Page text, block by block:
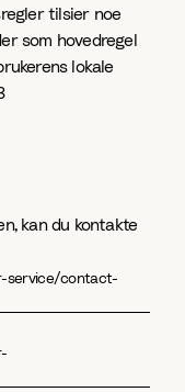
tilsier noe
som hovedregel
lokale
kan du kontakte
service/contact-